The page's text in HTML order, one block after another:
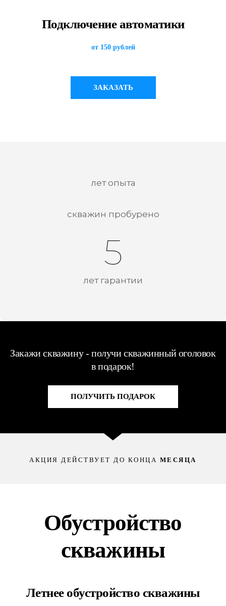
Подключение автоматики
от 150 рублей
ЗАКАЗАТЬ
лет опыта
скважин пробурено
5
лет гарантии
Закажи скважину - получи скважинный оголовок
в подарок!
ПОЛУЧИТЬ ПОДАРОК
АКЦИЯ ДЕЙСТВУЕТ ДО КОНЦА МЕСЯЦА
Обустройство
скважины
Летнее обустройство скважины